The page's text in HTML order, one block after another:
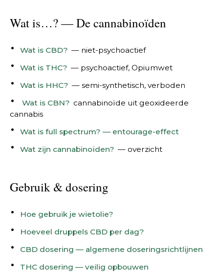
Wat is…? — De cannabinoïden
Wat is CBD? — niet-psychoactief
Wat is THC? — psychoactief, Opiumwet
Wat is HHC? — semi-synthetisch, verboden
Wat is CBN? cannabinoïde uit geoxideerde
cannabis
Wat is full spectrum? — entourage-effect
Wat zijn cannabinoïden? — overzicht
Gebruik & dosering
Hoe gebruik je wietolie?
Hoeveel druppels CBD per dag?
CBD dosering — algemene doseringsrichtlijnen
THC dosering — veilig opbouwen